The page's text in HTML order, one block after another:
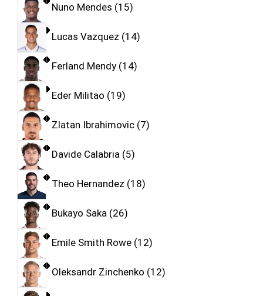
Nuno Mendes 15
Lucas Vazquez 14
Ferland Mendy 14
Eder Militao 19
Zlatan Ibrahimovic 7
Davide Calabria 5
Theo Hernandez 18
Bukayo Saka 26
Emile Smith Rowe 12
Oleksandr Zinchenko 12